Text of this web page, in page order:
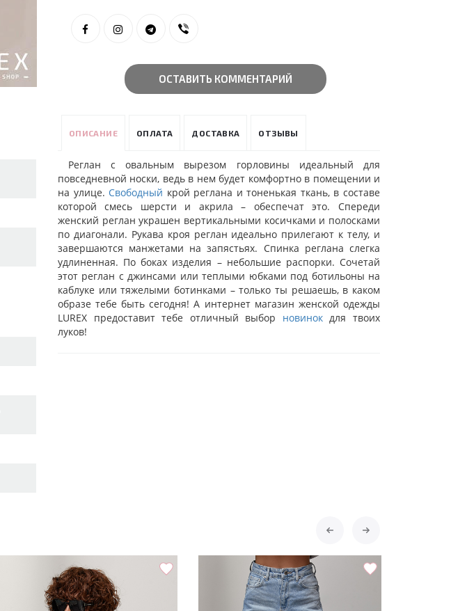
ОСТАВИТЬ КОММЕНТАРИЙ
ОПИСАНИЕ ОПЛАТА ДОСТАВКА ОТЗЫВЫ
Реглан с овальным вырезом горловины идеальный для
повседневной носки, ведь в нем будет комфортно в помещении и
на улице. Свободный крой реглана и тоненькая ткань, в составе
которой смесь шерсти и акрила – обеспечат это. Спереди
женский реглан украшен вертикальными косичками и полосками
по диагонали. Рукава кроя реглан идеально прилегают к телу, и
завершаются манжетами на запястьях. Спинка реглана слегка
удлиненная. По боках изделия – небольшие распорки. Сочетай
этот реглан с джинсами или теплыми юбками под ботильоны на
каблуке или тяжелыми ботинками – только ты решаешь, в каком
образе тебе быть сегодня! А интернет магазин женской одежды
LUREX предоставит тебе отличный выбор новинокдля твоих
луков!